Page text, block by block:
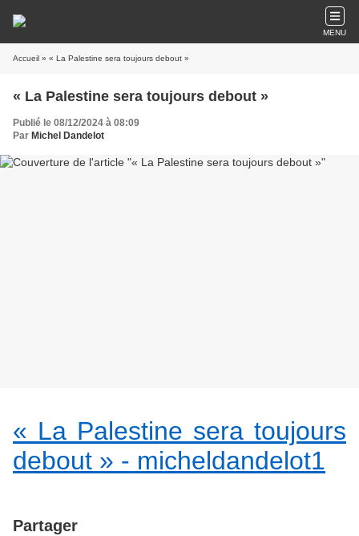
MENU
Accueil » « La Palestine sera toujours debout »
« La Palestine sera toujours debout »
Publié le 08/12/2024 à 08:09
Par Michel Dandelot
« La Palestine sera toujours
debout » - micheldandelot1
Partager